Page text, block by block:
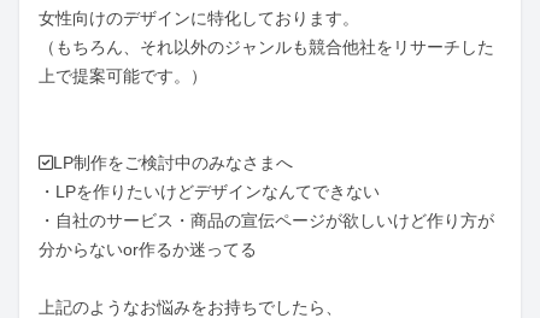
女性向けのデザインに特化しております。
（もちろん、それ以外のジャンルも競合他社をリサーチした
上で提案可能です。）
✅LP制作をご検討中のみなさまへ
・LPを作りたいけどデザインなんてできない
・自社のサービス・商品の宣伝ページが欲しいけど作り方が
分からないor作るか迷ってる
上記のようなお悩みをお持ちでしたら、